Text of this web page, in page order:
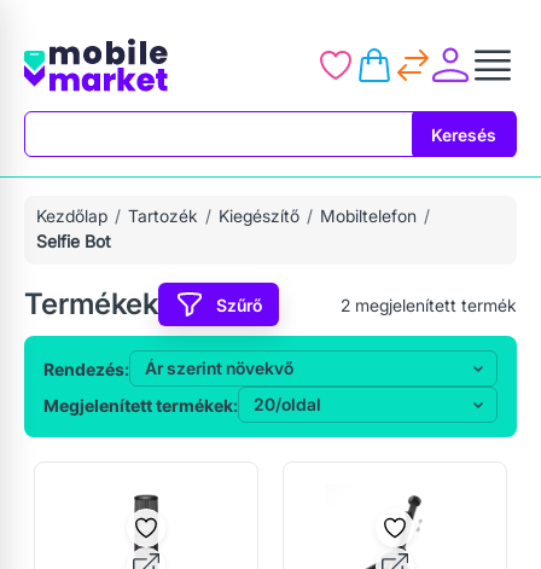
Keresés
Kezdőlap Tartozék Kiegészítő
Mobiltelefon
Selfie Bot
Termékek Szűrő 2 megjelenített termék
Rendezés:
Megjelenített termékek: